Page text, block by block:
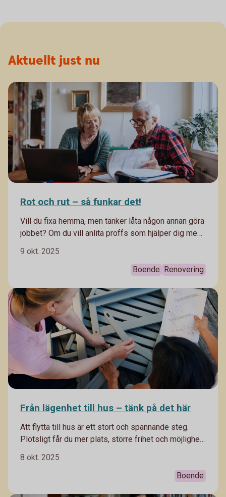
Aktuellt just nu
Rot och rut – så funkar det!
Vill du fixa hemma, men tänker låta någon annan göra
jobbet? Om du vill anlita proffs som hjälper dig med
fackkunnig renovera ditt badrum kan du göra avdrag
9 okt. 2025
Boende Renovering
Från lägenhet till hus – tänk på det här
Att flytta till hus är ett stort och spännande steg.
Plötsligt får du mer plats, större frihet och möjlighet
samtidigt innebär det nya kostnader och ansvar. Vår
privatekonom Arturo Arques ger dig sex tips på vad
8 okt. 2025
Boende